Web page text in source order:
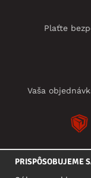
Plaťte
Vaša
PRISPÔSOBUJEME